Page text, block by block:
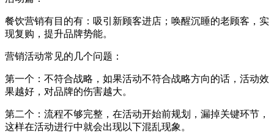
餐饮营销有目的有：吸引新顾客进店；唤醒沉睡的老顾客，实
现复购，提升品牌势能。
营销活动常见的几个问题：
第一个：不符合战略，如果活动不符合战略方向的话，活动效
果越好，对品牌的伤害越大。
第二个：流程不够完整，在活动开始前规划，漏掉关键环节，
这样在活动进行中就会出现以下混乱现象。